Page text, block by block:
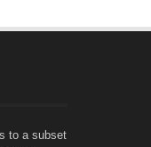
to a subset